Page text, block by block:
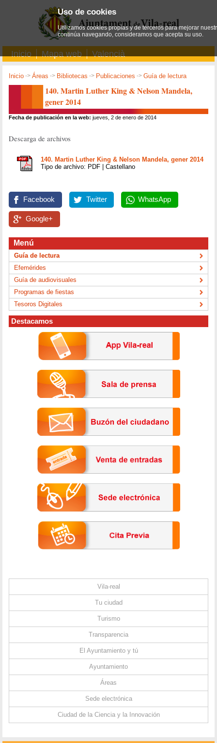
Inicio Mapa web Valencià
Inicio ->Áreas -> Bibliotecas -> Publicaciones ->Guía de lectura
140. Martin Luther King & Nelson Mandela,
gener 2014
Fecha de publicación en la web: jueves, 2 de enero de 2014
Descarga de archivos
140. Martin Luther King & Nelson Mandela, gener 2014
Tipo de archivo: PDF | Castellano
Facebook Twitter WhatsApp
Google+
Menú
Guía de lectura
Efemérides
Guía de audiovisuales
Programas de fiestas
Tesoros Digitales
Destacamos
Vila-real
Tu ciudad
Turismo
Transparencia
El Ayuntamiento y tú
Ayuntamiento
Áreas
Sede electrónica
Ciudad de la Ciencia y la Innovación
Uso de cookies
Utilizamos cookies propias y de terceros para mejorar
continúa navegando, consideramos que acepta su uso.